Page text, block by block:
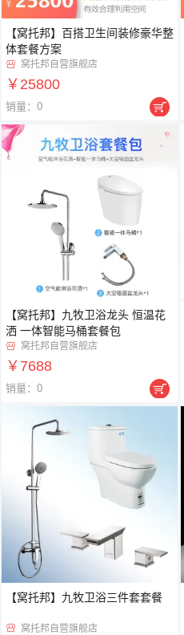
【窝托邦】百搭卫生间装修豪华整
体套餐方案
 窝托邦自营旗舰店
￥25800
销量：0 
【窝托邦】九牧卫浴龙头 恒温花
洒 一体智能马桶套餐包
 窝托邦自营旗舰店
￥7688
销量：0 
【窝托邦】九牧卫浴三件套套餐
 窝托邦自营旗舰店